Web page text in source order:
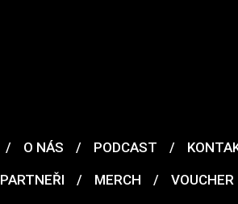
/ O NÁS / PODCAST /
PARTNEŘI / MERCH / VOUCHER